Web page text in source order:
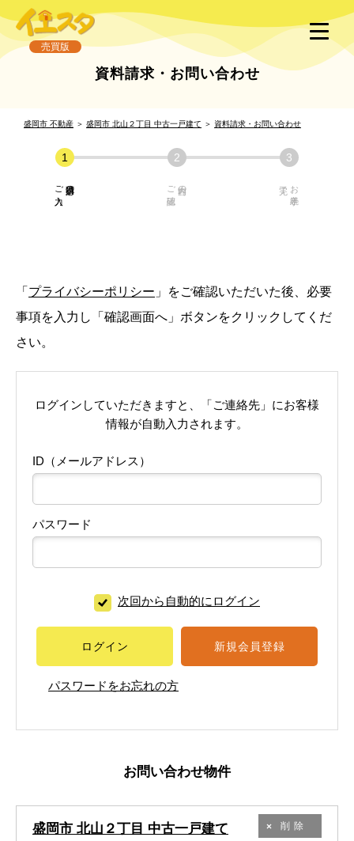
売買版
資料請求・お問い合わせ
盛岡市 不動産 ＞ 盛岡市 北山２丁目 中古一戸建て ＞ 資料請求・お問い合わせ
必須項目の
ご入力 内容の
ご確認 お手続き
「 プライバシーポリシー 」をご確認いただいた後、必要
事項を入力し「確認画面へ」ボタンをクリックしてくだ
さい。
ログインしていただきますと、「ご連絡先」にお客様
情報が自動入力されます。
ID（メールアドレス）
パスワード
次回から自動的にログイン
ログイン 新規会員登録
パスワードをお忘れの方
お問い合わせ物件
盛岡市 北山２丁目 中古一戸建て 削除